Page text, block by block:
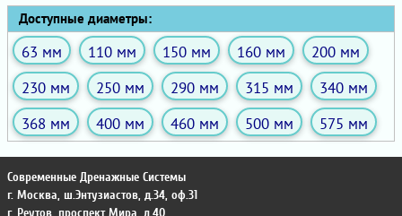
Доступные диаметры:
63 мм 110 мм 150 мм 160 мм
200 мм
230 мм
250 мм 290 мм 315 мм
340 мм
368 мм
400 мм 460 мм 500 мм 575 мм
Современные Дренажные Системы
г. Москва, ш.Энтузиастов, д.34, оф.31